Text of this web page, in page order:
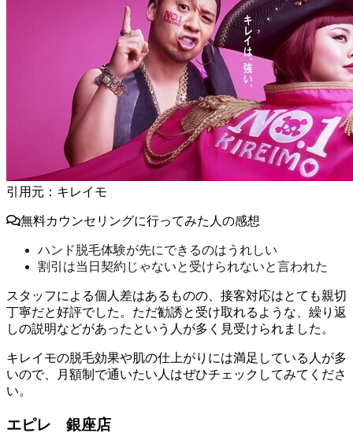
引用元：キレイモ
無料カウンセリングに行ってみた人の感想
ハンド脱毛体験が先にできるのはうれしい
割引は当日契約じゃないと受けられないと言われた
スタッフによる個人差はあるものの、接客対応はとても親切
丁寧だと好評でした。ただ勧誘と受け取れるような、繰り返
しの説明などがあったという人が多く見受けられました。
キレイモの脱毛効果や肌の仕上がりには満足している人が多
いので、
月額制で通いたい人はぜひチェックしてみてくださ
い。
エピレ 銀座店